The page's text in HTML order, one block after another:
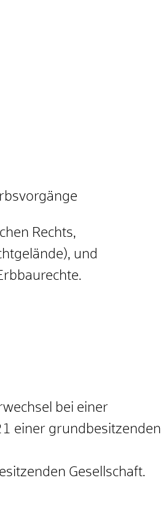
Rechts,
und
bei einer
einer grundbesitzenden
Gesellschaft.